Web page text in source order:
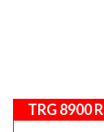
TRG 8900 R